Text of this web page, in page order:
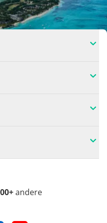
kun je het beste
waar je je vakantie
andere